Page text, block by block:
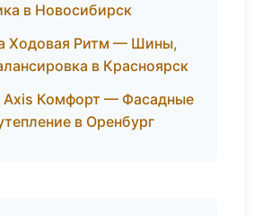
в Новосибирск
Ходовая Ритм — Шины,
в Красноярск
Комфорт — Фасадные
в Оренбург